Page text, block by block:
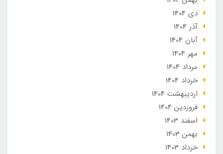
دی 1404
آذر 1404
آبان 1404
مهر 1404
مرداد 1404
خرداد 1404
ارديبهشت 1404
فروردین 1404
اسفند 1403
بهمن 1403
خرداد 1403